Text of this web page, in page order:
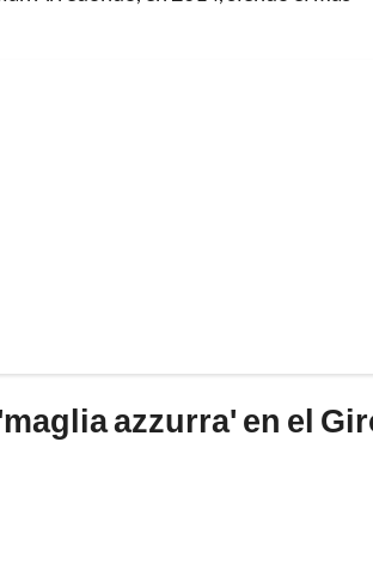
azzurra' en el